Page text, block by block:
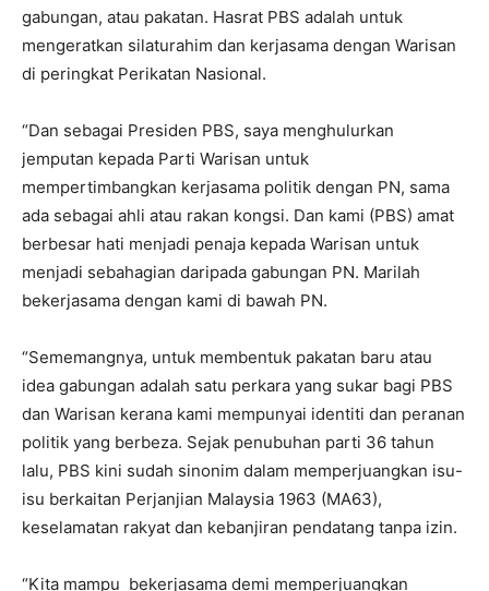
gabungan, atau pakatan. Hasrat PBS adalah untuk
mengeratkan silaturahim dan kerjasama dengan Warisan
di peringkat Perikatan Nasional.
“Dan sebagai Presiden PBS, saya menghulurkan
jemputan kepada Parti Warisan untuk
mempertimbangkan kerjasama politik dengan PN, sama
ada sebagai ahli atau rakan kongsi. Dan kami (PBS) amat
berbesar hati menjadi penaja kepada Warisan untuk
menjadi sebahagian daripada gabungan PN. Marilah
bekerjasama dengan kami di bawah PN.
“Sememangnya, untuk membentuk pakatan baru atau
idea gabungan adalah satu perkara yang sukar bagi PBS
dan Warisan kerana kami mempunyai identiti dan peranan
politik yang berbeza. Sejak penubuhan parti 36 tahun
lalu, PBS kini sudah sinonim dalam memperjuangkan isu-
isu berkaitan Perjanjian Malaysia 1963 (MA63),
keselamatan rakyat dan kebanjiran pendatang tanpa izin.
“Kita mampu bekerjasama demi memperjuangkan